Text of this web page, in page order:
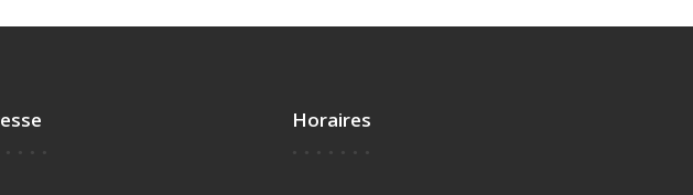
Horaires